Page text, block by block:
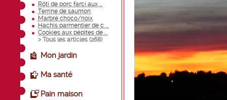
Rôti de porc farci aux ...
Terrine de saumon
Marbré choco/noix
Hachis parmentier de c ...
Cookies aux pépites de ...
> Tous les articles (268)
Mon jardin
Ma santé
Pain maison